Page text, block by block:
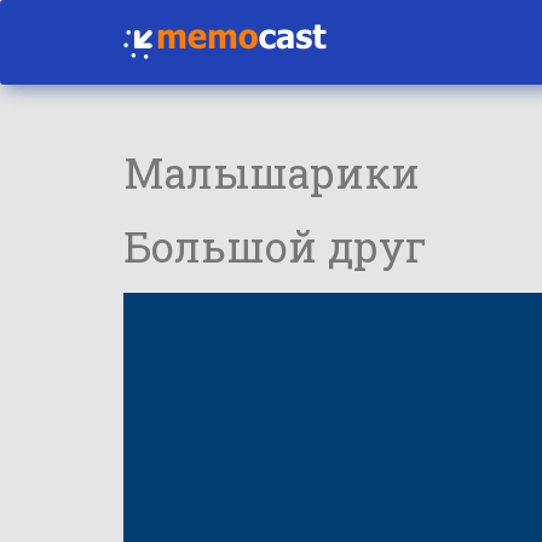
Малышарики
Большой друг